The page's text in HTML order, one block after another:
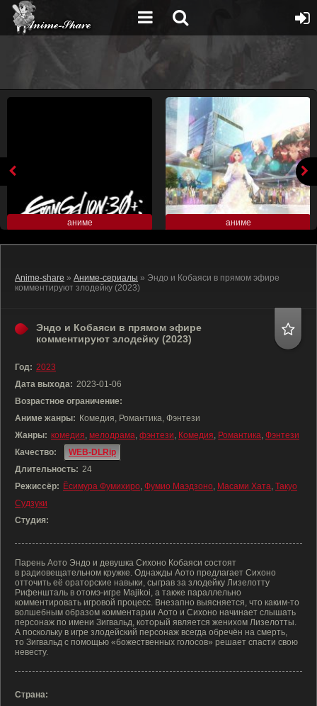
аниме аниме
Anime-share » Аниме-сериалы » Эндо и Кобаяси в прямом эфире
комментируют злодейку (2023)
Эндо и Кобаяси в прямом эфире
комментируют злодейку (2023)
Год: 2023
Дата выхода: 2023-01-06
Возрастное ограничение:
Аниме жанры: Комедия, Романтика, Фэнтези
Жанры: комедия, мелодрама, фэнтези, Комедия, Романтика, Фэнтези
Качество:
WEB-DLRip
Длительность: 24
Режиссёр: Ёсимура Фумихиро, Фумио Маэдзоно, Масами Хата, Такуо
Судзуки
Студия:
Парень Аото Эндо и девушка Сихоно Кобаяси состоят
в радиовещательном кружке. Однажды Аото предлагает Сихоно
отточить её ораторские навыки, сыграв за злодейку Лизелотту
Рифеншталь в отомэ-игре Majikoi, а также параллельно
комментировать игровой процесс. Внезапно выясняется, что каким-то
волшебным образом комментарии Аото и Сихоно начинает слышать
персонаж по имени Зигвальд, который является женихом Лизелотты.
А поскольку в игре злодейский персонаж всегда обречён на смерть,
то Зигвальд с помощью «божественных голосов» решает спасти свою
невесту.
Страна: